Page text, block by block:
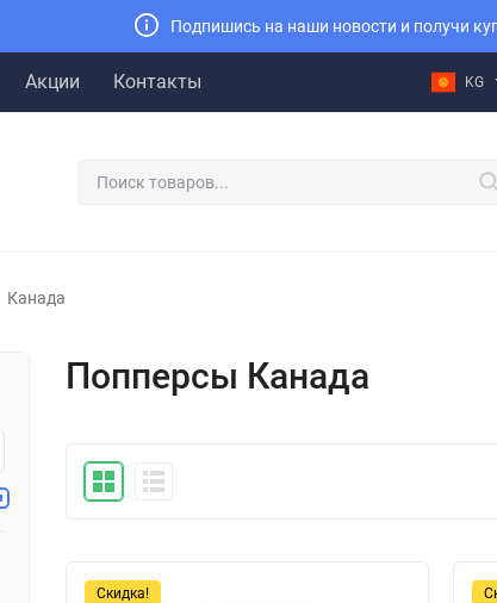
Подпишись на наши новости и получи
Акции Контакты KG
Канада
Попперсы Канада
Скидка!